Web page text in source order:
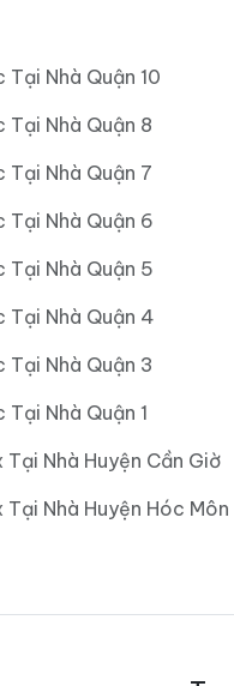
Tại Nhà Quận 10
Tại Nhà Quận 8
Tại Nhà Quận 7
Tại Nhà Quận 6
Tại Nhà Quận 5
Tại Nhà Quận 4
Tại Nhà Quận 3
Tại Nhà Quận 1
Nhà Huyện Cần Giờ
Nhà Huyện Hóc Môn